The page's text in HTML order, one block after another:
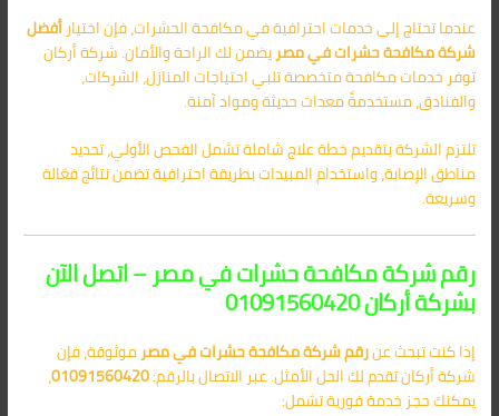
عندما تحتاج إلى خدمات احترافية في مكافحة الحشرات، فإن اختيارأفضل
شركة مكافحة حشرات في مصريضمن لك الراحة والأمان. شركة أركان
توفر خدمات مكافحة متخصصة تلبي احتياجات المنازل، الشركات،
والفنادق، مستخدمةً معدات حديثة ومواد آمنة.
تلتزم الشركة بتقديم خطة علاج شاملة تشمل الفحص الأولي، تحديد
مناطق الإصابة، واستخدام المبيدات بطريقة احترافية تضمن نتائج فعّالة
وسريعة.
رقم شركة مكافحة حشرات في مصر – اتصل الآن
بشركة أركان 01091560420
إذا كنت تبحث عنرقم شركة مكافحة حشرات في مصرموثوقة، فإن
شركة أركان تقدم لك الحل الأمثل. عبر الاتصال بالرقم:01091560420،
يمكنك حجز خدمة فورية تشمل: